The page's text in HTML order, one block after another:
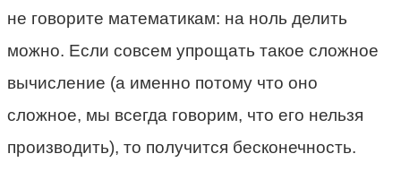
не говорите математикам: на ноль делить
можно. Если совсем упрощать такое сложное
вычисление (а именно потому что оно
сложное, мы всегда говорим, что его нельзя
производить), то получится бесконечность.